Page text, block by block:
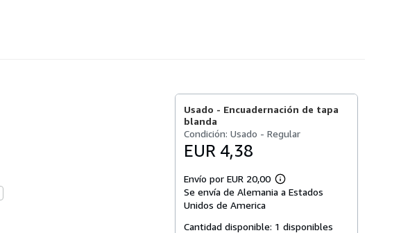
Usado - Encuadernación de tapa
blanda
Condición: Usado - Regular
EUR 4,38
Envío por EUR 20,00
Más
información
tarifas
Se envía de Alemania a Estados
Unidos de America
Cantidad disponible: 1 disponibles